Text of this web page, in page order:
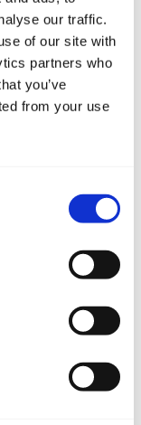
our traffic.
of our site with
partners who
you’ve
from your use